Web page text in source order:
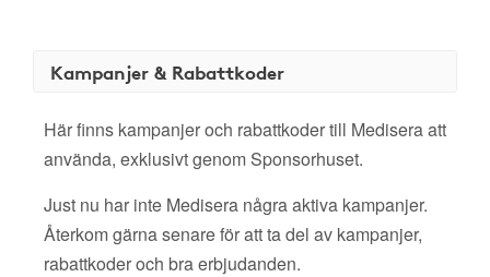
Kampanjer & Rabattkoder
Här finns kampanjer och rabattkoder till Medisera att
använda, exklusivt genom Sponsorhuset.
Just nu har inte Medisera några aktiva kampanjer.
Återkom gärna senare för att ta del av kampanjer,
rabattkoder och bra erbjudanden.